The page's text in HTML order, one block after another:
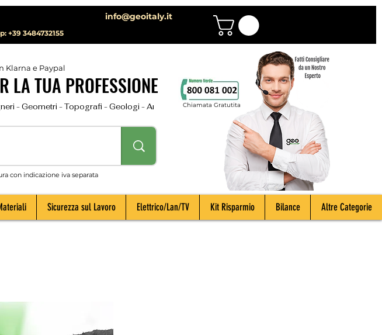
info@geoitaly.it
+39 3484732155
Klarna e Paypal
LA TUA PROFESSIONE
- Geometri - Topografi - Geologi - Archeologi - Impiantisti - Manutentori - Idraulici - Spurghisti -
con indicazione iva separata
Chiamata Gratutita
Sicurezza sul Lavoro Elettrico/Lan/TV Kit Risparmio Bilance Altre Categorie